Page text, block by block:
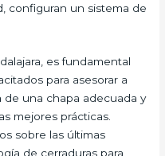
configuran un sistema de
es fundamental
para asesorar a
de una chapa adecuada y
mejores prácticas.
sobre las últimas
de cerraduras para